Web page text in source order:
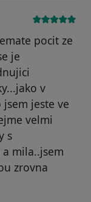
pocit ze
je
v
jeste ve
velmi
s
mila..jsem
zrovna